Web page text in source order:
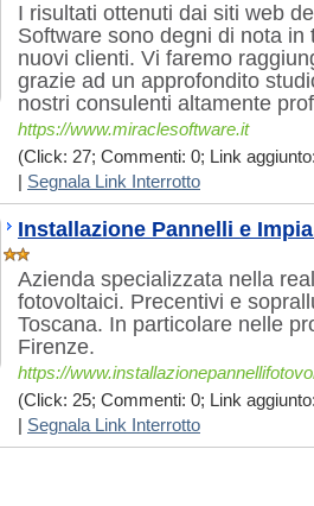
I risultati ottenuti dai siti web
Software sono degni di nota
nuovi clienti. Vi faremo
grazie ad un approfondito
nostri consulenti altamente
https://www.miraclesoftware.it
(Click: 27; Commenti: 0; Link
Segnala Link Interrotto
Installazione Pannelli e
Azienda specializzata nella
fotovoltaici. Precentivi e
Toscana. In particolare nelle
Firenze.
https://
(Click: 25; Commenti: 0; Link
Segnala Link Interrotto